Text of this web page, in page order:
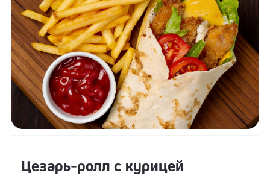
Цезарь-ролл с курицей